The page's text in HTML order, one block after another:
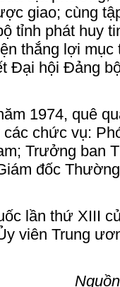
giao; cùng
tỉnh phát huy
thắng lợi
Đại hội Đảng
1974, quê
chức vụ:
Trưởng ban
đốc
lần thứ XIII
viên Trung